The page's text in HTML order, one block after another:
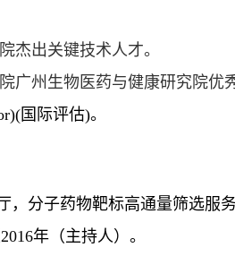
杰出关键技术人才。
广州生物医药与健康研究院优
)(国际评估)。
，分子药物靶标高通量筛选服
2016年（主持人）。